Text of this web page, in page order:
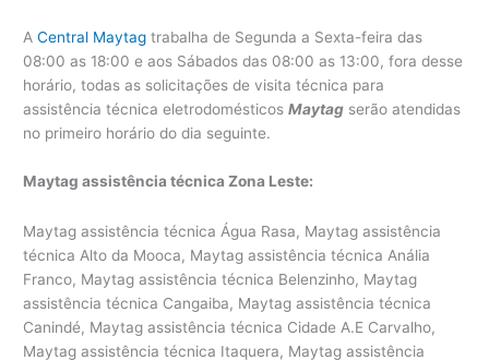
ACentral Maytag trabalha de Segunda a Sexta-feira das
08:00 as 18:00 e aos Sábados das 08:00 as 13:00, fora desse
horário, todas as solicitações de visita técnica para
assistência técnica eletrodomésticosMaytag serão atendidas
no primeiro horário do dia seguinte.
Maytag assistência técnica Zona Leste:
Maytag assistência técnica Água Rasa, Maytag assistência
técnica Alto da Mooca, Maytag assistência técnica Anália
Franco, Maytag assistência técnica Belenzinho, Maytag
assistência técnica Cangaiba, Maytag assistência técnica
Canindé, Maytag assistência técnica Cidade A.E Carvalho,
Maytag assistência técnica Itaquera, Maytag assistência